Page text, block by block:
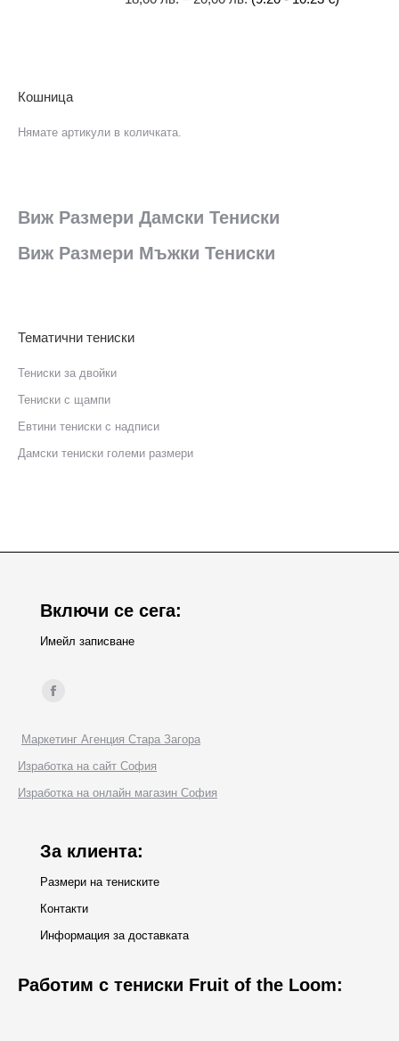
Кошница
Нямате артикули в количката.
Виж Размери Дамски Тениски
Виж Размери Мъжки Тениски
Тематични тениски
Тениски за двойки
Тениски с щампи
Eвтини тениски с надписи
Дамски тениски големи размери
Включи се сега:
Имейл записване
Find us on:
Facebook
opens
in
new
Маркетинг Агенция Стара Загора
Изработка на сайт София
Изработка на онлайн магазин София
За клиента:
Размери на тениските
Контакти
Информация за доставката
Работим с тениски Fruit of the Loom: